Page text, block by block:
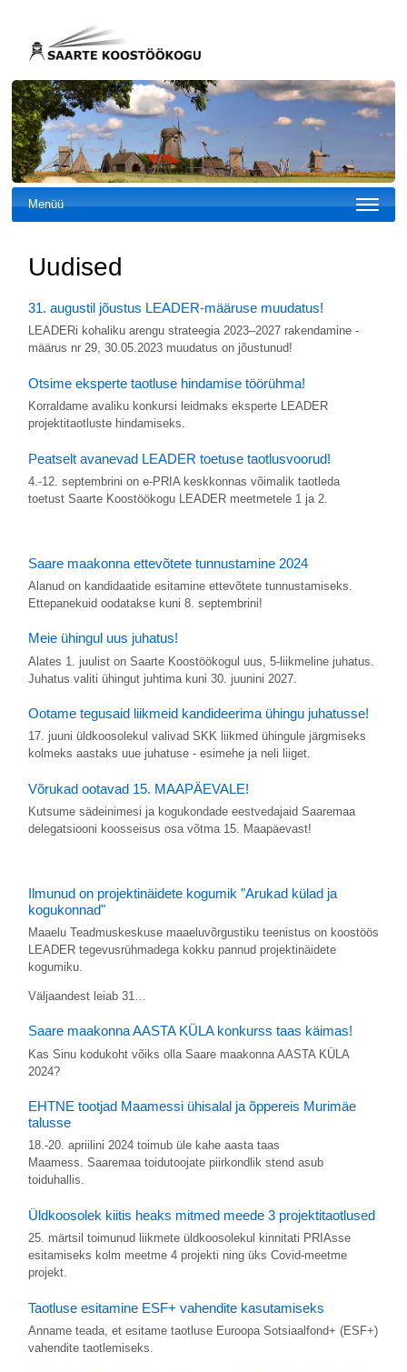
Menüü
Uudised
31. augustil jõustus LEADER-määruse muudatus!
LEADERi kohaliku arengu strateegia 2023–2027 rakendamine -
määrus nr 29, 30.05.2023 muudatus on jõustunud!
Otsime eksperte taotluse hindamise töörühma!
Korraldame avaliku konkursi leidmaks eksperte LEADER
projektitaotluste hindamiseks.
Peatselt avanevad LEADER toetuse taotlusvoorud!
4.-12. septembrini on e-PRIA keskkonnas võimalik taotleda
toetust Saarte Koostöökogu LEADER meetmetele 1 ja 2.
Saare maakonna ettevõtete tunnustamine 2024
Alanud on kandidaatide esitamine ettevõtete tunnustamiseks.
Ettepanekuid oodatakse kuni 8. septembrini!
Meie ühingul uus juhatus!
Alates 1. juulist on Saarte Koostöökogul uus, 5-liikmeline juhatus.
Juhatus valiti ühingut juhtima kuni 30. juunini 2027.
Ootame tegusaid liikmeid kandideerima ühingu juhatusse!
17. juuni üldkoosolekul valivad SKK liikmed ühingule järgmiseks
kolmeks aastaks uue juhatuse - esimehe ja neli liiget.
Võrukad ootavad 15. MAAPÄEVALE!
Kutsume sädeinimesi ja kogukondade eestvedajaid Saaremaa
delegatsiooni koosseisus osa võtma 15. Maapäevast!
Ilmunud on projektinäidete kogumik "Arukad külad ja
kogukonnad"
Maaelu Teadmuskeskuse maaeluvõrgustiku teenistus on koostöös
LEADER tegevusrühmadega kokku pannud projektinäidete
kogumiku.
Väljaandest leiab 31…
Saare maakonna AASTA KÜLA konkurss taas käimas!
Kas Sinu kodukoht võiks olla Saare maakonna AASTA KÜLA
2024?
EHTNE tootjad Maamessi ühisalal ja õppereis Murimäe
talusse
18.-20. apriilini 2024 toimub üle kahe aasta taas
Maamess. Saaremaa toidutoojate piirkondlik stend asub
toiduhallis.
Üldkoosolek kiitis heaks mitmed meede 3 projektitaotlused
25. märtsil toimunud liikmete üldkoosolekul kinnitati PRIAsse
esitamiseks kolm meetme 4 projekti ning üks Covid-meetme
projekt.
Taotluse esitamine ESF+ vahendite kasutamiseks
Anname teada, et esitame taotluse Euroopa Sotsiaalfond+ (ESF+)
vahendite taotlemiseks.